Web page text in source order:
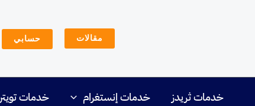
مقالات حسابي
خدمات ثريدز خدمات إنستغرام خدمات تويتر